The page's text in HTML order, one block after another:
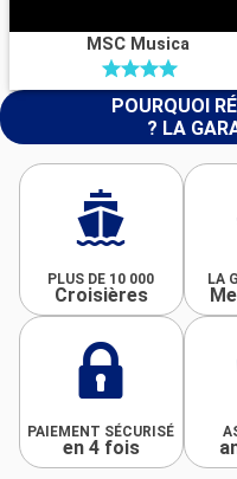
MSC Musica
POURQUOI
? LA
PLUS DE 10 000
Croisières
LA
PAIEMENT SÉCURISÉ
en 4 fois